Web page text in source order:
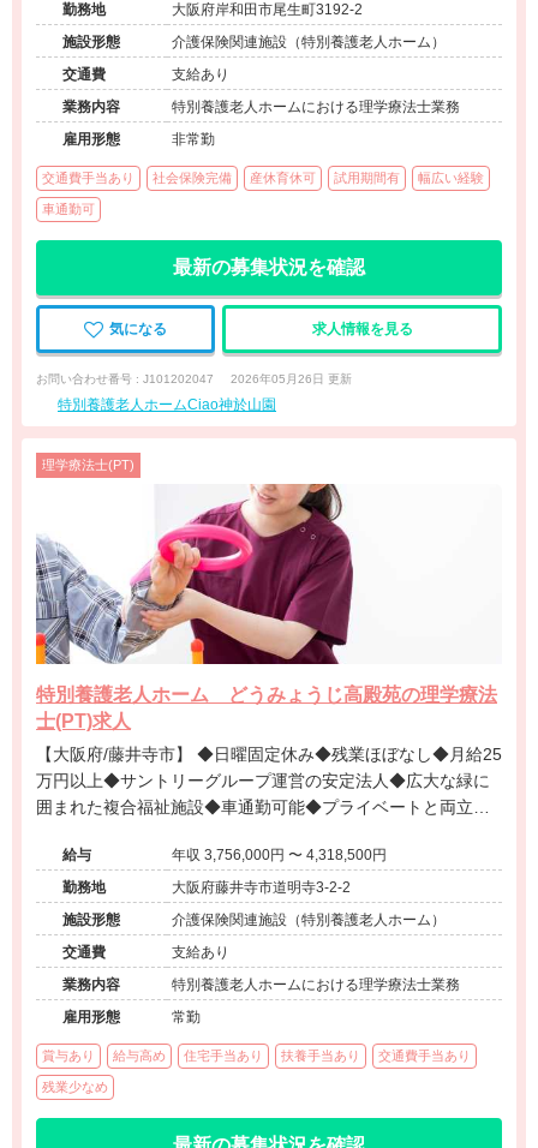
勤務地
大阪府岸和田市尾生町3192-2
施設形態
介護保険関連施設（特別養護老人ホーム）
交通費
支給あり
業務内容
特別養護老人ホームにおける理学療法士業務
雇用形態
非常勤
交通費手当あり 社会保険完備 産休育休可 試用期間有 幅広い経験
車通勤可
最新の募集状況を確認
気になる 求人情報を見る
お問い合わせ番号 : J101202047 2026年05月26日 更新
特別養護老人ホームCiao神於山園
理学療法士(PT)
特別養護老人ホーム どうみょうじ高殿苑の理学療法
士(PT)求人
【大阪府/藤井寺市】 ◆日曜固定休み◆残業ほぼなし◆月給25
万円以上◆サントリーグループ運営の安定法人◆広大な緑に
囲まれた複合福祉施設◆車通勤可能◆プライベートと両立し
給与
年収 3,756,000円 〜 4,318,500円
勤務地
大阪府藤井寺市道明寺3-2-2
施設形態
介護保険関連施設（特別養護老人ホーム）
交通費
支給あり
業務内容
特別養護老人ホームにおける理学療法士業務
雇用形態
常勤
賞与あり 給与高め 住宅手当あり 扶養手当あり 交通費手当あり
残業少なめ